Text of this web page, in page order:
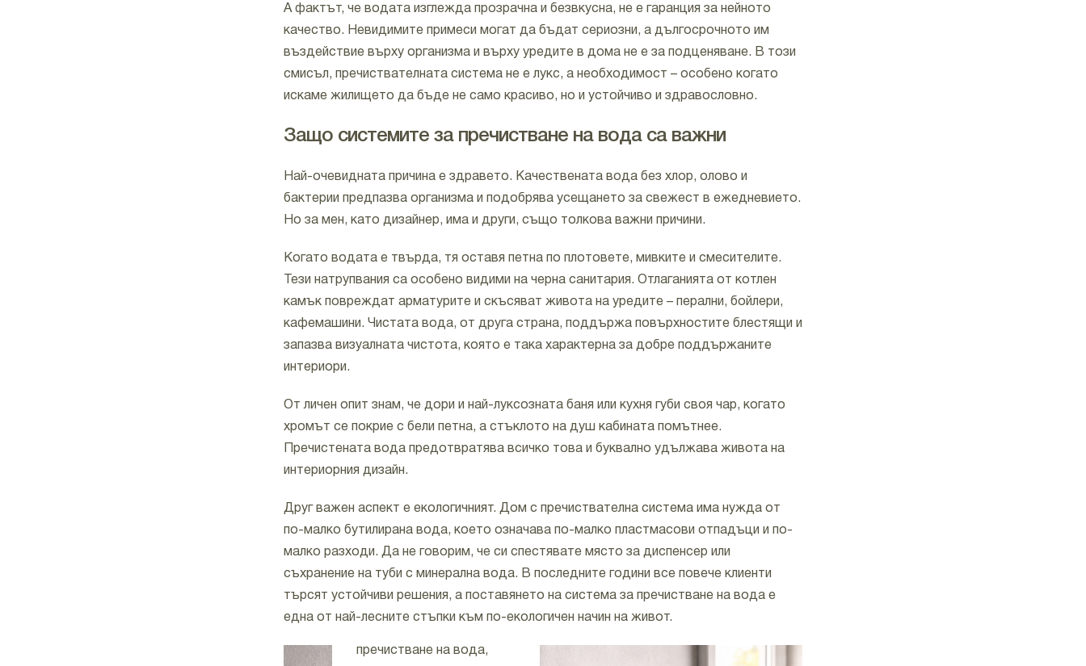
А фактът, че водата изглежда прозрачна и безвкусна, не е гаранция за нейното
качество. Невидимите примеси могат да бъдат сериозни, а дългосрочното им
въздействие върху организма и върху уредите в дома не е за подценяване. В този
смисъл, пречиствателната система не е лукс, а необходимост – особено когато
искаме жилището да бъде не само красиво, но и устойчиво и здравословно.
Защо системите за пречистване на вода са важни
Най-очевидната причина е здравето. Качествената вода без хлор, олово и
бактерии предпазва организма и подобрява усещането за свежест в ежедневието.
Но за мен, като дизайнер, има и други, също толкова важни причини.
Когато водата е твърда, тя оставя петна по плотовете, мивките и смесителите.
Тези натрупвания са особено видими на черна санитария. Отлаганията от котлен
камък повреждат арматурите и скъсяват живота на уредите – перални, бойлери,
кафемашини. Чистата вода, от друга страна, поддържа повърхностите блестящи и
запазва визуалната чистота, която е така характерна за добре поддържаните
интериори.
От личен опит знам, че дори и най-луксозната баня или кухня губи своя чар, когато
хромът се покрие с бели петна, а стъклото на душ кабината помътнее.
Пречистената вода предотвратява всичко това и буквално удължава живота на
интериорния дизайн.
Друг важен аспект е екологичният. Дом с пречиствателна система има нужда от
по-малко бутилирана вода, което означава по-малко пластмасови отпадъци и по-
малко разходи. Да не говорим, че си спестявате място за диспенсер или
съхранение на туби с минерална вода. В последните години все повече клиенти
търсят устойчиви решения, а поставянето на система за пречистване на вода е
една от най-лесните стъпки към по-екологичен начин на живот.
пречистване на вода,